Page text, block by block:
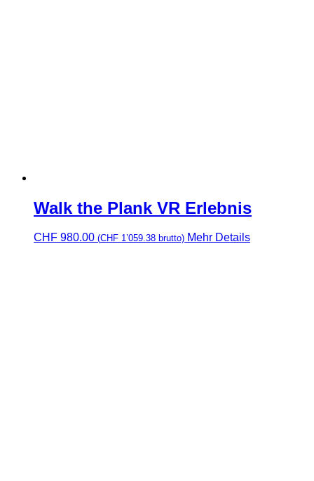
Walk the Plank VR Erlebnis
CHF 980.00 (CHF 1’059.38 brutto) Mehr Details